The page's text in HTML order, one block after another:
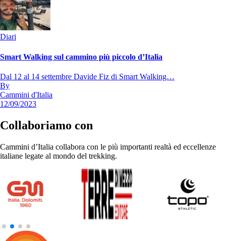
Diari
Smart Walking sul cammino più piccolo d’Italia
Dal 12 al 14 settembre Davide Fiz di Smart Walking…
By
Cammini d'Italia
12/09/2023
Collaboriamo con
Cammini d’Italia collabora con le più importanti realtà ed eccellenze
italiane legate al mondo del trekking.